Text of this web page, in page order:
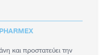
και προστατεύει την